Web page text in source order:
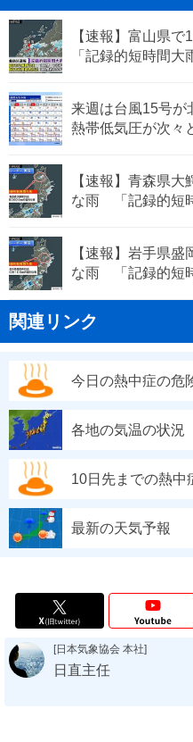
【速報】富山県
「記録的短時間大
来週は台風15号
熱帯低気圧が次
【速報】青森県
な雨 「記録的短
【速報】岩手県
な雨 「記録的短
関連リンク
今日の熱中症の危
各地の気温の状況
10日先までの熱中
最新の天気予報
[日本気象協会 本社]
日直主任